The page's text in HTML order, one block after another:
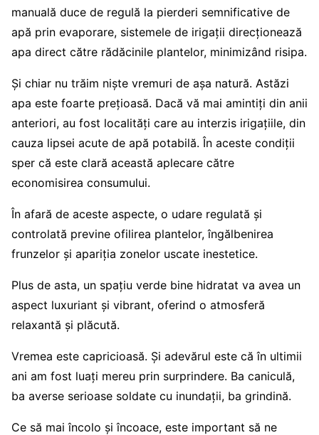
manuală duce de regulă la pierderi semnificative de
apă prin evaporare, sistemele de irigații direcționează
apa direct către rădăcinile plantelor, minimizând risipa.
Și chiar nu trăim niște vremuri de așa natură. Astăzi
apa este foarte prețioasă. Dacă vă mai amintiți din anii
anteriori, au fost localități care au interzis irigațiile, din
cauza lipsei acute de apă potabilă. În aceste condiții
sper că este clară această aplecare către
economisirea consumului.
În afară de aceste aspecte, o udare regulată și
controlată previne ofilirea plantelor, îngălbenirea
frunzelor și apariția zonelor uscate inestetice.
Plus de asta, un spațiu verde bine hidratat va avea un
aspect luxuriant și vibrant, oferind o atmosferă
relaxantă și plăcută.
Vremea este capricioasă. Și adevărul este că în ultimii
ani am fost luați mereu prin surprindere. Ba caniculă,
ba averse serioase soldate cu inundații, ba grindină.
Ce să mai încolo și încoace, este important să ne